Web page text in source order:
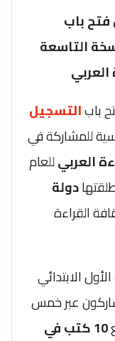
فتح باب
التاسعة
بابالتسجيل
للمشاركة في
العربيللعام
دولة
القراءة
الابتدائي
عبر خمس
10 كتب في